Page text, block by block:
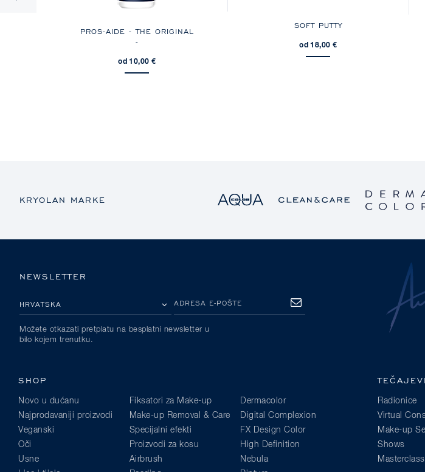
PROS-AIDE - THE ORIGINAL
-
od 10,00 €
SOFT PUTTY
od 18,00 €
KRYOLAN MARKE
NEWSLETTER
ADRESA E-POŠTE
PRETPLATA
Možete otkazati pretplatu na besplatni newsletter u
bilo kojem trenutku.
SHOP
Novo u dućanu
Najprodavaniji proizvodi
Veganski
Oči
Usne
Fiksatori za Make-up
Make-up Removal & Care
Specijalni efekti
Proizvodi za kosu
Airbrush
Dermacolor
Digital Complexion
FX Design Color
High Definition
Nebula
Radionice
Virtual
Make-up
Shows
Masterclass